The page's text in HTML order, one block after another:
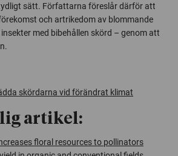
sätt. Författarna föreslår därför att
och artrikedom av blommande
med bibehållen skörd – genom att
skördarna vid förändrat klimat
artikel:
floral resources to pollinators